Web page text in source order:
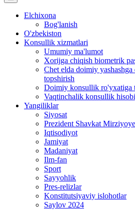
Elchixona
Bog'lanish
O'zbekiston
Konsullik xizmatlari
Umumiy ma'lumot
Xorijga chiqish biometrik
Chet elda doimiy
topshirish
Doimiy konsullik ro'yxatiga
Vaqtinchalik konsullik
Yangiliklar
Siyosat
Prezident Shavkat
Iqtisodiyot
Jamiyat
Madaniyat
Ilm-fan
Sport
Sayyohlik
Pres-relizlar
Konstitutsiyaviy islohotlar
Saylov 2024